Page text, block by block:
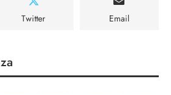
Twitter Email